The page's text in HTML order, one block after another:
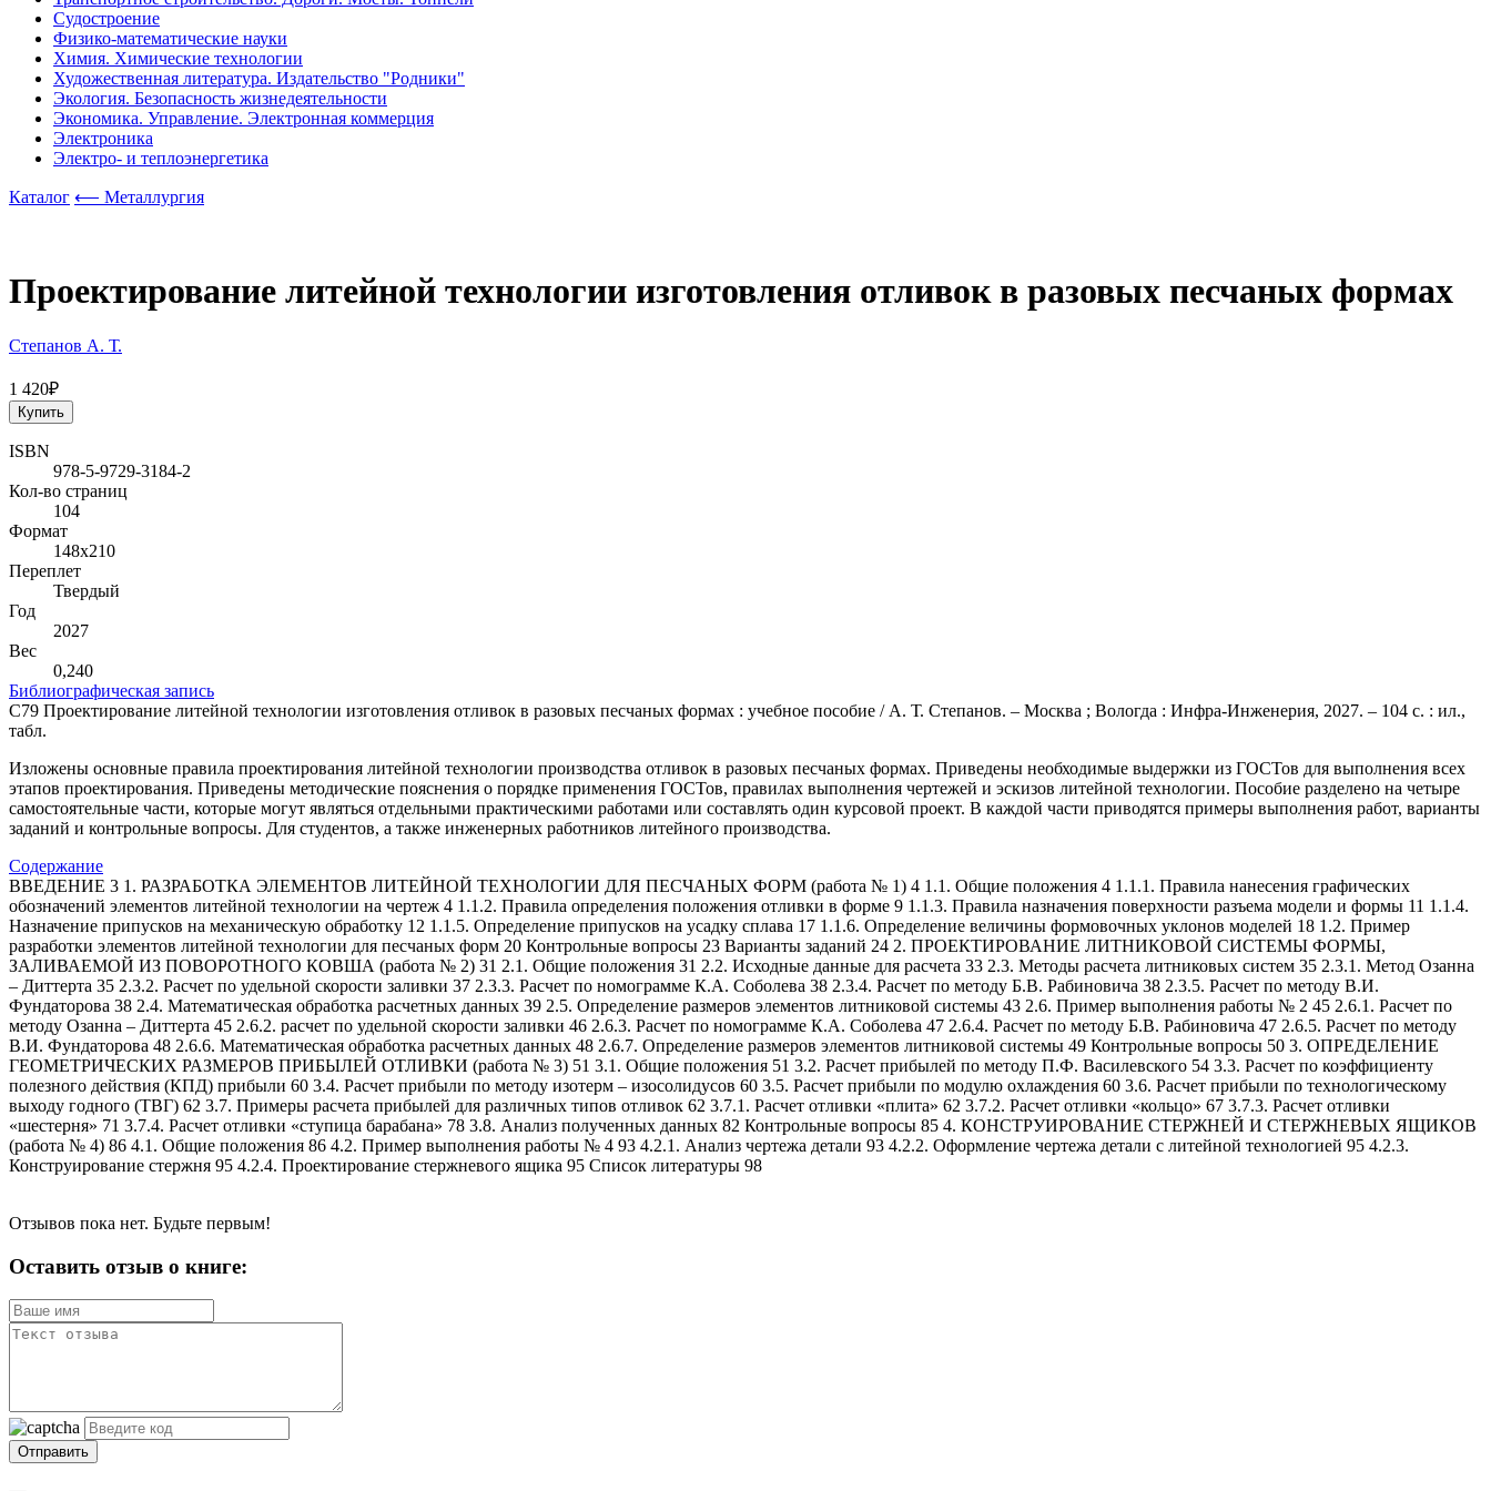
Судостроение
Физико-математические науки
Химия. Химические технологии
Художественная литература. Издательство "Родники"
Экология. Безопасность жизнедеятельности
Экономика. Управление. Электронная коммерция
Электроника
Электро- и теплоэнергетика
Каталог ⟵ Металлургия
Проектирование литейной технологии изготовления отливок в разовых песчаных формах
Степанов А. Т.
1 420₽
Купить
ISBN
978-5-9729-3184-2
Кол-во страниц
104
Формат
148х210
Переплет
Твердый
Год
2027
Вес
0,240
Библиографическая запись
С79 Проектирование литейной технологии изготовления отливок в разовых песчаных формах : учебное пособие / А. Т. Степанов. – Москва ; Вологда : Инфра-Инженерия, 2027. – 104 с. : ил.,
табл.
Изложены основные правила проектирования литейной технологии производства отливок в разовых песчаных формах. Приведены необходимые выдержки из ГОСТов для выполнения всех
этапов проектирования. Приведены методические пояснения о порядке применения ГОСТов, правилах выполнения чертежей и эскизов литейной технологии. Пособие разделено на четыре
самостоятельные части, которые могут являться отдельными практическими работами или составлять один курсовой проект. В каждой части приводятся примеры выполнения работ, варианты
заданий и контрольные вопросы. Для студентов, а также инженерных работников литейного производства.
Содержание
ВВЕДЕНИЕ 3 1. РАЗРАБОТКА ЭЛЕМЕНТОВ ЛИТЕЙНОЙ ТЕХНОЛОГИИ ДЛЯ ПЕСЧАНЫХ ФОРМ (работа № 1) 4 1.1. Общие положения 4 1.1.1. Правила нанесения графических
обозначений элементов литейной технологии на чертеж 4 1.1.2. Правила определения положения отливки в форме 9 1.1.3. Правила назначения поверхности разъема модели и формы 11 1.1.4.
Назначение припусков на механическую обработку 12 1.1.5. Определение припусков на усадку сплава 17 1.1.6. Определение величины формовочных уклонов моделей 18 1.2. Пример
разработки элементов литейной технологии для песчаных форм 20 Контрольные вопросы 23 Варианты заданий 24 2. ПРОЕКТИРОВАНИЕ ЛИТНИКОВОЙ СИСТЕМЫ ФОРМЫ,
ЗАЛИВАЕМОЙ ИЗ ПОВОРОТНОГО КОВША (работа № 2) 31 2.1. Общие положения 31 2.2. Исходные данные для расчета 33 2.3. Методы расчета литниковых систем 35 2.3.1. Метод Озанна
– Диттерта 35 2.3.2. Расчет по удельной скорости заливки 37 2.3.3. Расчет по номограмме К.А. Соболева 38 2.3.4. Расчет по методу Б.В. Рабиновича 38 2.3.5. Расчет по методу В.И.
Фундаторова 38 2.4. Математическая обработка расчетных данных 39 2.5. Определение размеров элементов литниковой системы 43 2.6. Пример выполнения работы № 2 45 2.6.1. Расчет по
методу Озанна – Диттерта 45 2.6.2. расчет по удельной скорости заливки 46 2.6.3. Расчет по номограмме К.А. Соболева 47 2.6.4. Расчет по методу Б.В. Рабиновича 47 2.6.5. Расчет по методу
В.И. Фундаторова 48 2.6.6. Математическая обработка расчетных данных 48 2.6.7. Определение размеров элементов литниковой системы 49 Контрольные вопросы 50 3. ОПРЕДЕЛЕНИЕ
ГЕОМЕТРИЧЕСКИХ РАЗМЕРОВ ПРИБЫЛЕЙ ОТЛИВКИ (работа № 3) 51 3.1. Общие положения 51 3.2. Расчет прибылей по методу П.Ф. Василевского 54 3.3. Расчет по коэффициенту
полезного действия (КПД) прибыли 60 3.4. Расчет прибыли по методу изотерм – изосолидусов 60 3.5. Расчет прибыли по модулю охлаждения 60 3.6. Расчет прибыли по технологическому
выходу годного (ТВГ) 62 3.7. Примеры расчета прибылей для различных типов отливок 62 3.7.1. Расчет отливки «плита» 62 3.7.2. Расчет отливки «кольцо» 67 3.7.3. Расчет отливки
«шестерня» 71 3.7.4. Расчет отливки «ступица барабана» 78 3.8. Анализ полученных данных 82 Контрольные вопросы 85 4. КОНСТРУИРОВАНИЕ СТЕРЖНЕЙ И СТЕРЖНЕВЫХ ЯЩИКОВ
(работа № 4) 86 4.1. Общие положения 86 4.2. Пример выполнения работы № 4 93 4.2.1. Анализ чертежа детали 93 4.2.2. Оформление чертежа детали с литейной технологией 95 4.2.3.
Конструирование стержня 95 4.2.4. Проектирование стержневого ящика 95 Список литературы 98
Отзывов пока нет. Будьте первым!
Оставить отзыв о книге:
Отправить